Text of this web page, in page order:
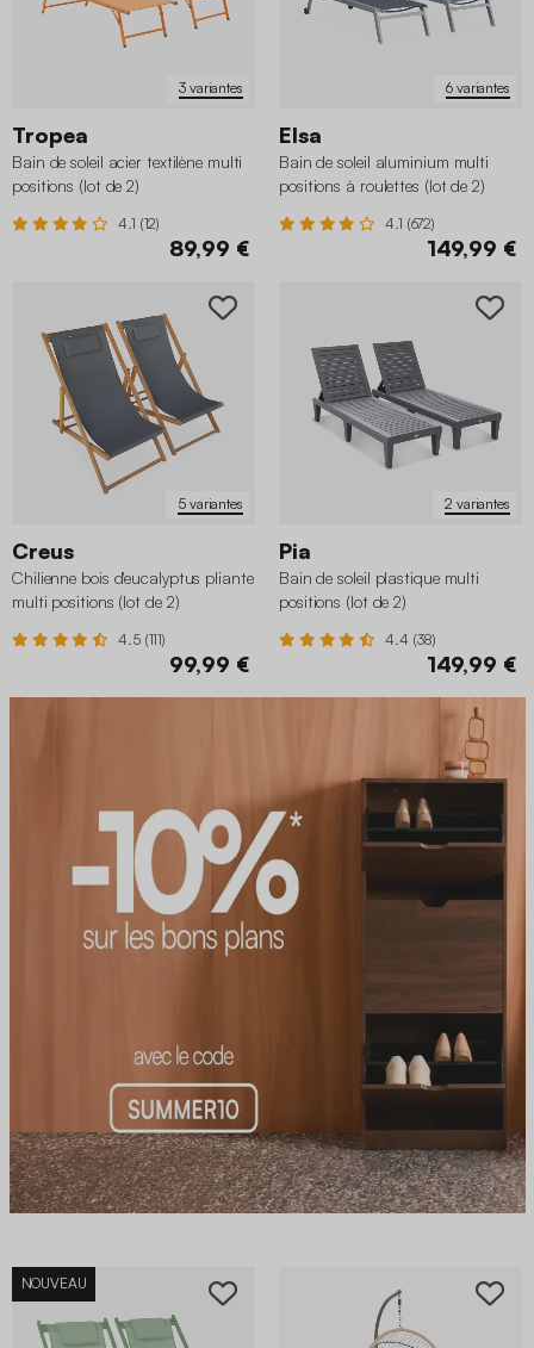
3 variantes
Tropea
Bain de soleil acier textilène multi
positions (lot de 2)
4.1 (12)
89,99 €
6 variantes
Elsa
Bain de soleil aluminium multi
positions à roulettes (lot de 2)
4.1 (672)
149,99 €
5 variantes
Creus
Chilienne bois d'eucalyptus pliante
multi positions (lot de 2)
4.5 (111)
99,99 €
2 variantes
Pia
Bain de soleil plastique multi
positions (lot de 2)
4.4 (38)
149,99 €
NOUVEAU